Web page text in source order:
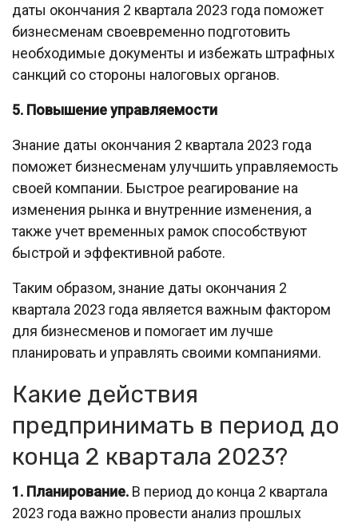
даты окончания 2 квартала 2023 года поможет
бизнесменам своевременно подготовить
необходимые документы и избежать штрафных
санкций со стороны налоговых органов.
5. Повышение управляемости
Знание даты окончания 2 квартала 2023 года
поможет бизнесменам улучшить управляемость
своей компании. Быстрое реагирование на
изменения рынка и внутренние изменения, а
также учет временных рамок способствуют
быстрой и эффективной работе.
Таким образом, знание даты окончания 2
квартала 2023 года является важным фактором
для бизнесменов и помогает им лучше
планировать и управлять своими компаниями.
Какие действия
предпринимать в период до
конца 2 квартала 2023?
1. Планирование. В период до конца 2 квартала
2023 года важно провести анализ прошлых